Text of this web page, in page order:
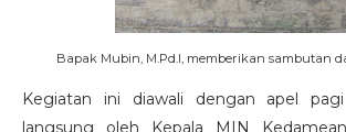
Bapak Mubin, M.Pd.I, memberikan sambutan
Kegiatan ini diawali dengan apel
langsung oleh Kepala MIN